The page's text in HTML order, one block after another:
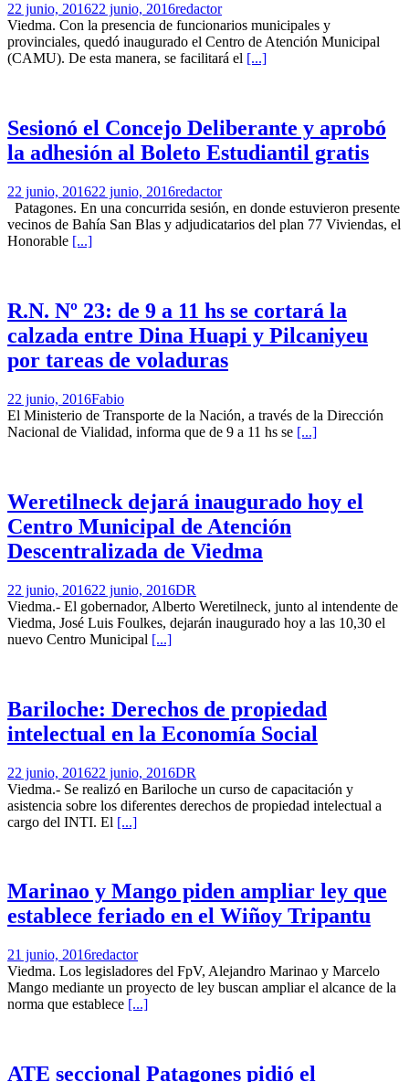
22 junio, 201622 junio, 2016redactor
Viedma. Con la presencia de funcionarios municipales y
provinciales, quedó inaugurado el Centro de Atención Municipal
(CAMU). De esta manera, se facilitará el [...]
Sesionó el Concejo Deliberante y aprobó
la adhesión al Boleto Estudiantil gratis
22 junio, 201622 junio, 2016redactor
Patagones. En una concurrida sesión, en donde estuvieron presente
vecinos de Bahía San Blas y adjudicatarios del plan 77 Viviendas, el
Honorable [...]
R.N. Nº 23: de 9 a 11 hs se cortará la
calzada entre Dina Huapi y Pilcaniyeu
por tareas de voladuras
22 junio, 2016Fabio
El Ministerio de Transporte de la Nación, a través de la Dirección
Nacional de Vialidad, informa que de 9 a 11 hs se [...]
Weretilneck dejará inaugurado hoy el
Centro Municipal de Atención
Descentralizada de Viedma
22 junio, 201622 junio, 2016DR
Viedma.- El gobernador, Alberto Weretilneck, junto al intendente de
Viedma, José Luis Foulkes, dejarán inaugurado hoy a las 10,30 el
nuevo Centro Municipal [...]
Bariloche: Derechos de propiedad
intelectual en la Economía Social
22 junio, 201622 junio, 2016DR
Viedma.- Se realizó en Bariloche un curso de capacitación y
asistencia sobre los diferentes derechos de propiedad intelectual a
cargo del INTI. El [...]
Marinao y Mango piden ampliar ley que
establece feriado en el Wiñoy Tripantu
21 junio, 2016redactor
Viedma. Los legisladores del FpV, Alejandro Marinao y Marcelo
Mango mediante un proyecto de ley buscan ampliar el alcance de la
norma que establece [...]
ATE seccional Patagones pidió el